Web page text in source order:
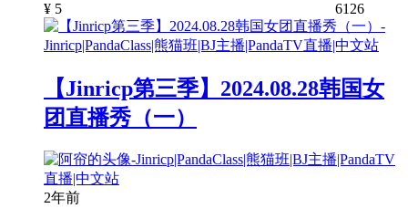
¥ 5 6126
【Jinricp第三季】2024.08.28韩国女
团直播秀（一）
2年前